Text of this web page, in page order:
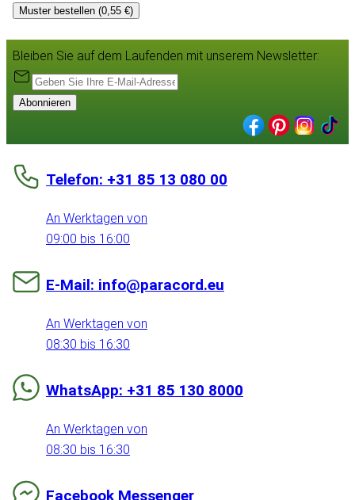
Muster bestellen (0,55 €)
Bleiben Sie auf dem Laufenden mit unserem Newsletter:
Abonnieren
Telefon: +31 85 13 080 00
An Werktagen von
09:00 bis 16:00
E-Mail: info@paracord.eu
An Werktagen von
08:30 bis 16:30
WhatsApp: +31 85 130 8000
An Werktagen von
08:30 bis 16:30
Facebook Messenger